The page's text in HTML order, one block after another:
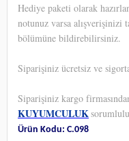
Hediye paketi olarak
notunuz varsa alışverişinizi
bölümüne bildirebilirsiniz.
Siparişiniz ücretsiz ve
Siparişiniz kargo
KUYUMCULUK
Ürün Kodu: C.098